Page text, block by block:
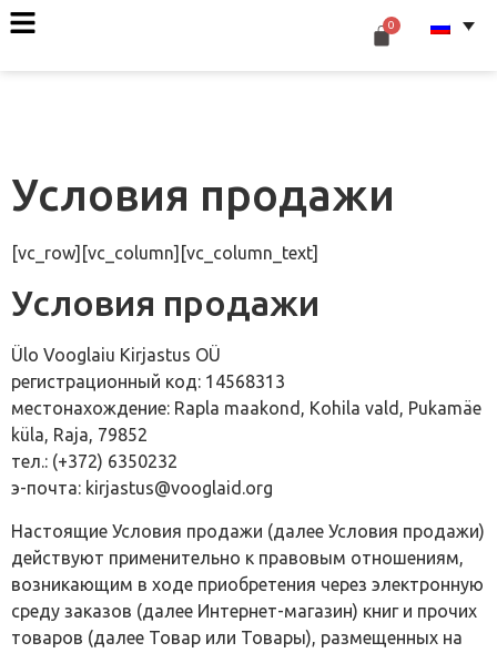
Условия продажи
[vc_row][vc_column][vc_column_text]
Условия продажи
Ülo Vooglaiu Kirjastus OÜ
регистрационный код: 14568313
местонахождение: Rapla maakond, Kohila vald, Pukamäe
küla, Raja, 79852
тел.: (+372) 6350232
э-почта: kirjastus@vooglaid.org
Настоящие Условия продажи (далее Условия продажи)
действуют применительно к правовым отношениям,
возникающим в ходе приобретения через электронную
среду заказов (далее Интернет-магазин) книг и прочих
товаров (далее Товар или Товары), размещенных на